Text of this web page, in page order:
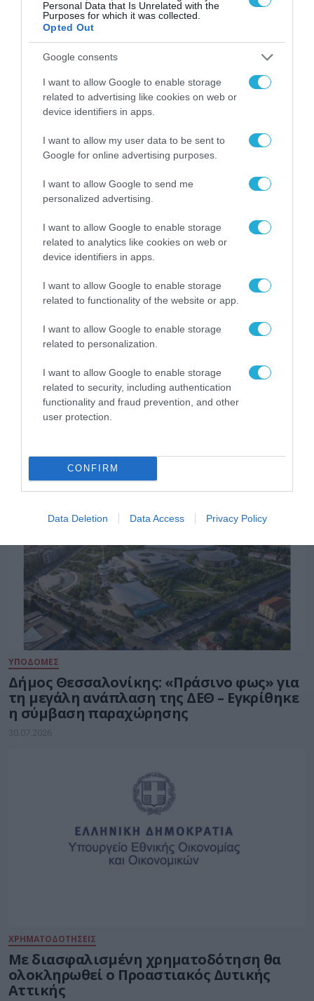
Personal Data that Is Unrelated with the
Purposes for which it was collected.
Opted Out
Google consents
I want to allow Google to enable storage
related to advertising like cookies on web or
device identifiers in apps.
I want to allow my user data to be sent to
Google for online advertising purposes.
I want to allow Google to send me
personalized advertising.
I want to allow Google to enable storage
related to analytics like cookies on web or
device identifiers in apps.
I want to allow Google to enable storage
related to functionality of the website or app.
I want to allow Google to enable storage
related to personalization.
I want to allow Google to enable storage
related to security, including authentication
functionality and fraud prevention, and other
user protection.
CONFIRM
Data Deletion Data Access Privacy Policy
ΥΠΟΔΟΜΕΣ
ΥΠΟΔΟΜΕΣ
ΔΕΘ-Helexpo: Ξεκινά ο διαγωνισμός για
την ανάπλαση – Ένα Μητροπολιτικό
30.07.2026
ΥΠΟΔΟΜΕΣ
Δήμος Θεσσαλονίκης: «Πράσινο φως» για
τη μεγάλη ανάπλαση της ΔΕΘ – Εγκρίθηκε
η σύμβαση παραχώρησης
30.07.2026
ΧΡΗΜΑΤΟΔΟΤΗΣΕΙΣ
Με διασφαλισμένη χρηματοδότηση θα
ολοκληρωθεί ο Προαστιακός Δυτικής
Αττικής